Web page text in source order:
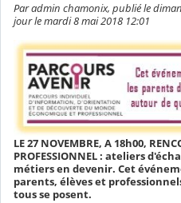
Par admin chamonix, publié le
jour le mardi 8 mai 2018 12:01
LE 27 NOVEMBRE, A 18h00,
PROFESSIONNEL : ateliers
métiers en devenir. Cet
parents, élèves et
tous se posent.